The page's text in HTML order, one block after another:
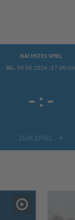
NÄCHSTES SPIEL
SO.. 09.08.2026 /17:00
- : -